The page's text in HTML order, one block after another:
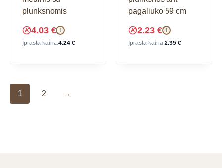
plunksnomis
4.03 € !
Įprasta kaina:4.24 €
pagaliuko 59 cm
2.23 € !
Įprasta kaina:2.35 €
1 2 →